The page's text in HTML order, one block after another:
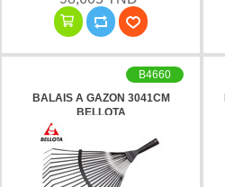
BALAIS A GAZON 3041CM
BELLOTA
B4660